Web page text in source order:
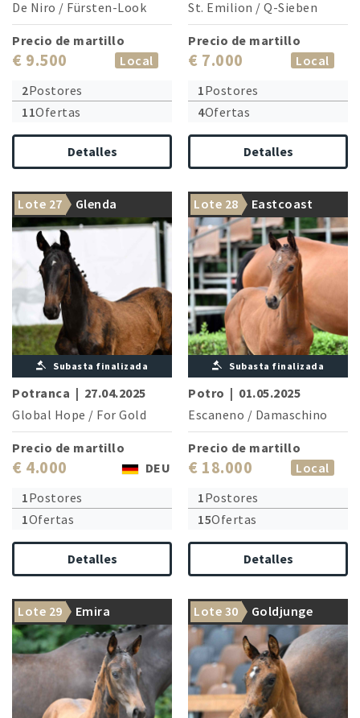
De Niro / Fürsten-Look
Precio de martillo
€ 9.500
Local
2Postores
11Ofertas
Detalles
St. Emilion / Q-Sieben
Precio de martillo
€ 7.000
Local
1Postores
4Ofertas
Detalles
Lote 27 Glenda
Subasta finalizada
Potranca | 27.04.2025
Global Hope / For Gold
Precio de martillo
€ 4.000
DEU
1Postores
1Ofertas
Detalles
Lote 28 Eastcoast
Subasta finalizada
Potro | 01.05.2025
Escaneno / Damaschino
Precio de martillo
€ 18.000
Local
1Postores
15Ofertas
Detalles
Lote 29 Emira Lote 30 Goldjunge